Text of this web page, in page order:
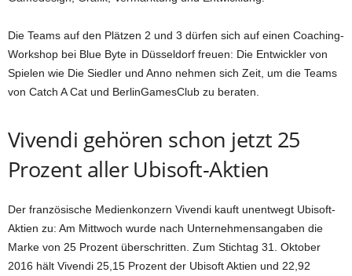
Die Teams auf den Plätzen 2 und 3 dürfen sich auf einen Coaching-
Workshop bei Blue Byte in Düsseldorf freuen: Die Entwickler von
Spielen wie Die Siedler und Anno nehmen sich Zeit, um die Teams
von Catch A Cat und BerlinGamesClub zu beraten.
Vivendi gehören schon jetzt 25
Prozent aller Ubisoft-Aktien
Der französische Medienkonzern Vivendi kauft unentwegt Ubisoft-
Aktien zu: Am Mittwoch wurde nach Unternehmensangaben die
Marke von 25 Prozent überschritten. Zum Stichtag 31. Oktober
2016 hält Vivendi 25,15 Prozent der Ubisoft Aktien und 22,92